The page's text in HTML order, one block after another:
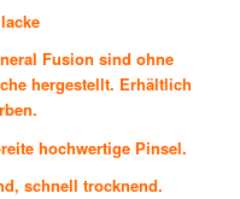
Fusion sind ohne
hergestellt. Erhältlich
hochwertige Pinsel.
schnell trocknend.